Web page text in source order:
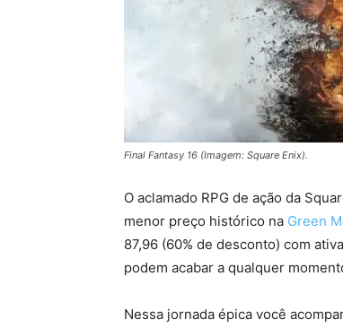
Final Fantasy 16 (Imagem: Square Enix).
O aclamado RPG de ação da
menor preço histórico na Green
87,96 (60% de desconto) com
podem acabar a qualquer
Nessa jornada épica você